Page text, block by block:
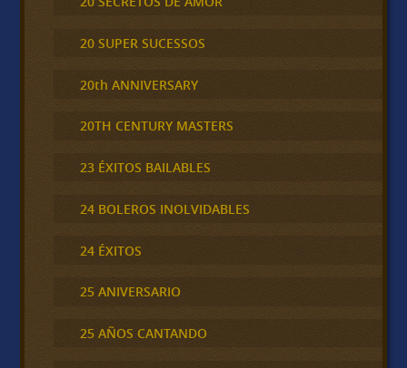
20 SUPER SUCESSOS
20th ANNIVERSARY
20TH CENTURY MASTERS
23 ÉXITOS BAILABLES
24 BOLEROS INOLVIDABLES
24 ÉXITOS
25 ANIVERSARIO
25 AÑOS CANTANDO